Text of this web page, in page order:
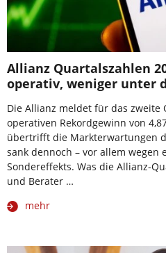
Allianz Quartalszahlen
operativ, weniger unter
Die Allianz meldet für das zweite
operativen Rekordgewinn von
übertrifft die Markterwartungen
sank dennoch – vor allem wegen
Sondereffekts. Was die Allianz-
und Berater …
mehr